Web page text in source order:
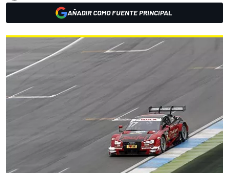
AÑADIR COMO FUENTE PRINCIPAL